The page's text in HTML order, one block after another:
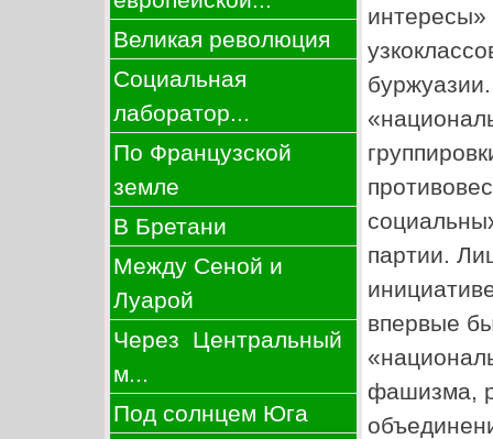
Великая революция
Социальная
лаборатор...
По Французской
земле
В Бретани
Между Сеной и
Луарой
Через Центральный
м...
Под солнцем Юга
интересы»
партии.
впервые
фашизма,